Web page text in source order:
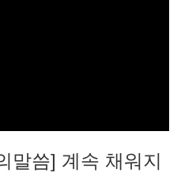
말씀] 계속 채워지